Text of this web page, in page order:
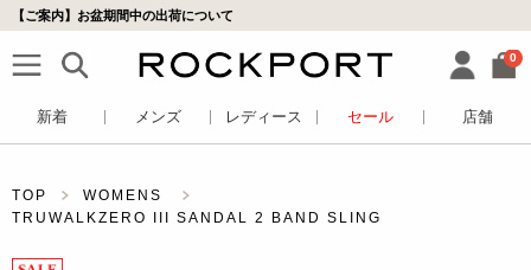
【ご案内】お盆期間中の出荷について
0
新着 メンズ レディース セール 店舗
TOP
WOMENS
TRUWALKZERO III SANDAL 2 BAND SLING